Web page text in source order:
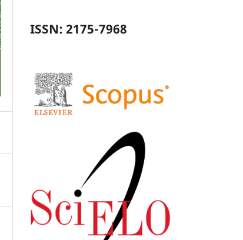
ISSN: 2175-7968